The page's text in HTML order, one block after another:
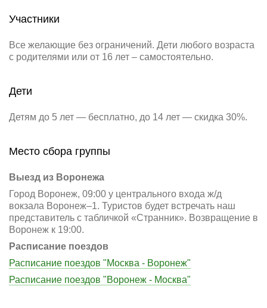
Участники
Все желающие без ограничений. Дети любого возраста
с родителями или от 16 лет – самостоятельно.
Дети
Детям до 5 лет — бесплатно, до 14 лет — скидка 30%.
Место сбора группы
Выезд из Воронежа
Город Воронеж, 09:00 у центрального входа ж/д
вокзала Воронеж–1. Туристов будет встречать наш
представитель с табличкой «Странник». Возвращение в
Воронеж к 19:00.
Расписание поездов
Расписание поездов "Москва - Воронеж"
Расписание поездов "Воронеж - Москва"